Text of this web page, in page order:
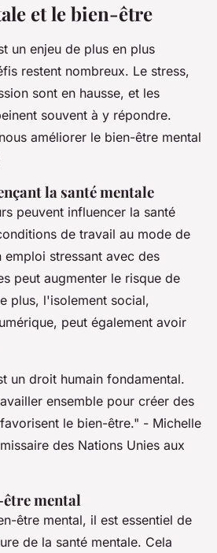
et le bien-être
un enjeu de plus en plus
restent nombreux. Le stress,
sont en hausse, et les
souvent à y répondre.
améliorer le bien-être mental
la santé mentale
peuvent influencer la santé
de travail au mode de
emploi stressant avec des
peut augmenter le risque de
plus, l'isolement social,
peut également avoir
un droit humain fondamental.
ensemble pour créer des
le bien-être." - Michelle
des Nations Unies aux
mental
être mental, il est essentiel de
de la santé mentale. Cela